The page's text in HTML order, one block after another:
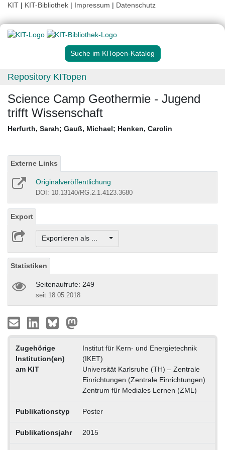
KIT | KIT-Bibliothek | Impressum | Datenschutz
Suche im KITopen-Katalog
Repository KITopen
Science Camp Geothermie - Jugend
trifft Wissenschaft
Herfurth, Sarah; Gauß, Michael; Henken, Carolin
Externe Links
Originalveröffentlichung
DOI: 10.13140/RG.2.1.4123.3680
Export
Exportieren als ...
Statistiken
Seitenaufrufe: 249
seit 18.05.2018
Zugehörige
Institution(en)
am KIT
Institut für Kern- und Energietechnik
(IKET)
Universität Karlsruhe (TH) – Zentrale
Einrichtungen (Zentrale Einrichtungen)
Zentrum für Mediales Lernen (ZML)
Publikationstyp Poster
Publikationsjahr 2015